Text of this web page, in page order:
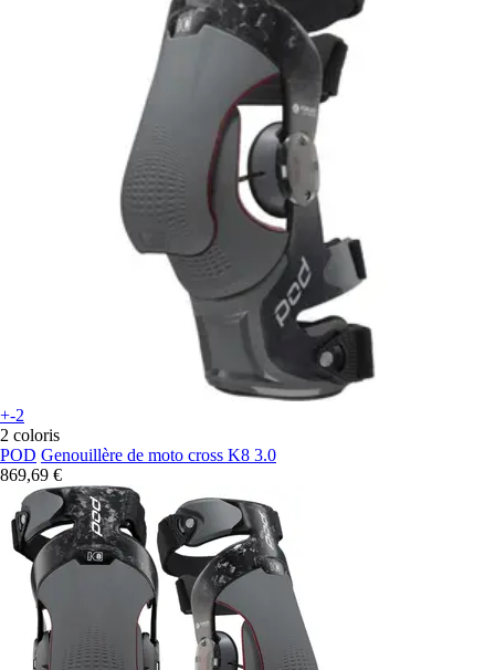
+-2
2 coloris
POD Genouillère de moto cross K8 3.0
869,69 €